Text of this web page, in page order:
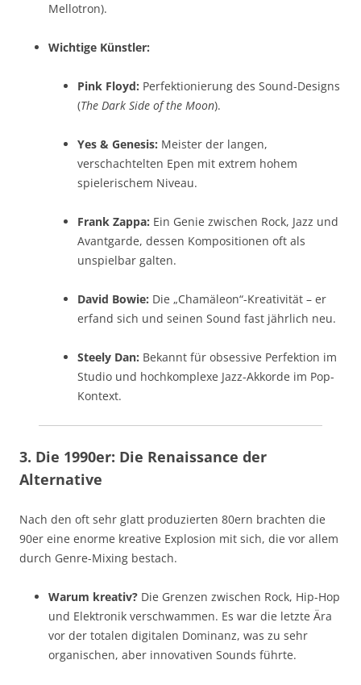
Mellotron).
Wichtige Künstler:
Pink Floyd: Perfektionierung des Sound-Designs
(The Dark Side of the Moon).
Yes & Genesis: Meister der langen,
verschachtelten Epen mit extrem hohem
spielerischem Niveau.
Frank Zappa: Ein Genie zwischen Rock, Jazz und
Avantgarde, dessen Kompositionen oft als
unspielbar galten.
David Bowie: Die „Chamäleon“-Kreativität – er
erfand sich und seinen Sound fast jährlich neu.
Steely Dan: Bekannt für obsessive Perfektion im
Studio und hochkomplexe Jazz-Akkorde im Pop-
Kontext.
3. Die 1990er: Die Renaissance der
Alternative
Nach den oft sehr glatt produzierten 80ern brachten die
90er eine enorme kreative Explosion mit sich, die vor allem
durch Genre-Mixing bestach.
Warum kreativ? Die Grenzen zwischen Rock, Hip-Hop
und Elektronik verschwammen. Es war die letzte Ära
vor der totalen digitalen Dominanz, was zu sehr
organischen, aber innovativen Sounds führte.